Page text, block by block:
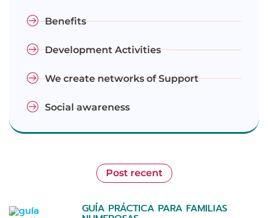
Benefits
Development Activities
We create networks of Support
Social awareness
Post recent
GUÍA PRÁCTICA PARA FAMILIAS